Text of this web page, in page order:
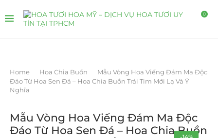
0
Home Hoa Chia Buồn
Mẫu Vòng Hoa Viếng Đám Ma Độc
Đáo Từ Hoa Sen Đá – Hoa Chia Buồn Trái Tim Mới Lạ Và Ý
Nghĩa
Mẫu Vòng Hoa Viếng Đám Ma Độc
Đáo Từ Hoa Sen Đá – Hoa Chia Buồn